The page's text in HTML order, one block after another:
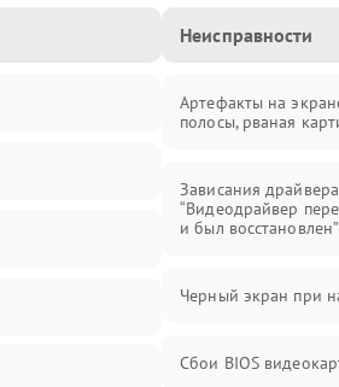
Неисправности
Артефакты на
полосы, рваная
Зависания
“Видеодрайвер
и был
Черный экран при
Сбои BIOS